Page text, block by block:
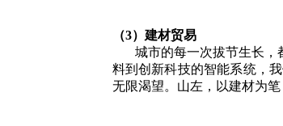
（3）建材贸易
城市的每一次拔节生长，
料到创新科技的智能系统，
无限渴望。山左，以建材为笔